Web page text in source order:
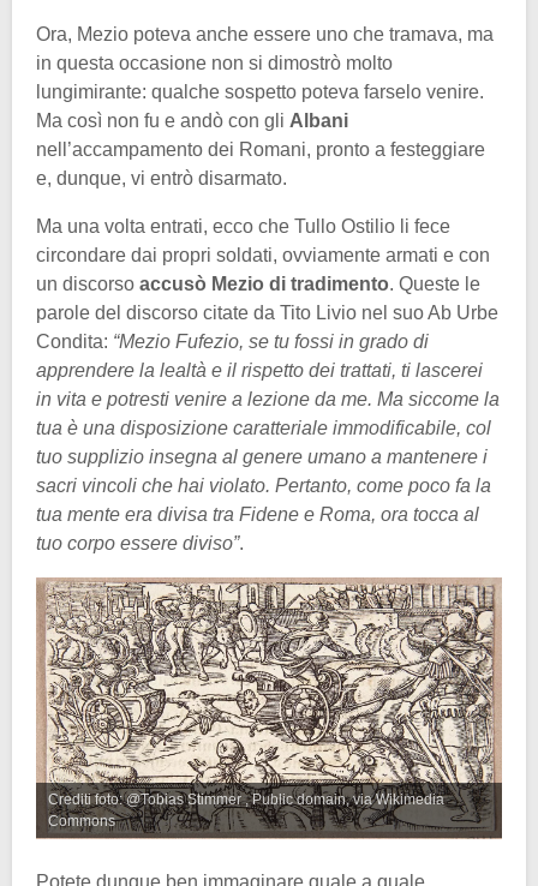
Ora, Mezio poteva anche essere uno che tramava, ma
in questa occasione non si dimostrò molto
lungimirante: qualche sospetto poteva farselo venire.
Ma così non fu e andò con gli Albani
nell’accampamento dei Romani, pronto a festeggiare
e, dunque, vi entrò disarmato.
Ma una volta entrati, ecco che Tullo Ostilio li fece
circondare dai propri soldati, ovviamente armati e con
un discorso accusò Mezio di tradimento. Queste le
parole del discorso citate da Tito Livio nel suo Ab Urbe
Condita: “Mezio Fufezio, se tu fossi in grado di
apprendere la lealtà e il rispetto dei trattati, ti lascerei
in vita e potresti venire a lezione da me. Ma siccome la
tua è una disposizione caratteriale immodificabile, col
tuo supplizio insegna al genere umano a mantenere i
sacri vincoli che hai violato. Pertanto, come poco fa la
tua mente era divisa tra Fidene e Roma, ora tocca al
tuo corpo essere diviso”.
Crediti foto: @Tobias Stimmer , Public domain, via Wikimedia
Commons
Potete dunque ben immaginare quale a quale